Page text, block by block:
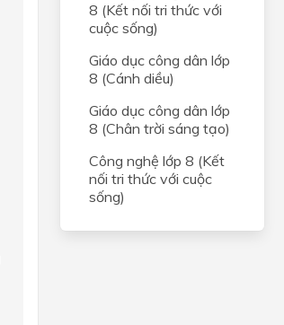
8 (Kết nối tri thức với
cuộc sống)
Giáo dục công dân lớp
8 (Cánh diều)
Giáo dục công dân lớp
8 (Chân trời sáng tạo)
Công nghệ lớp 8 (Kết
nối tri thức với cuộc
sống)